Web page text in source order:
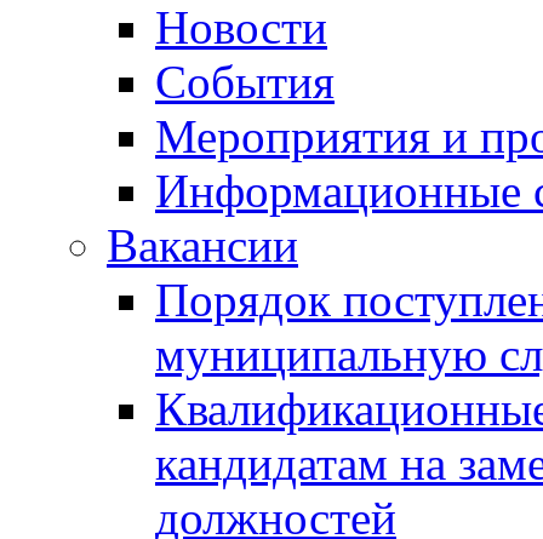
Новости
События
Мероприятия и
Информационные
Вакансии
Порядок
муниципальную
кандидатам на
должностей